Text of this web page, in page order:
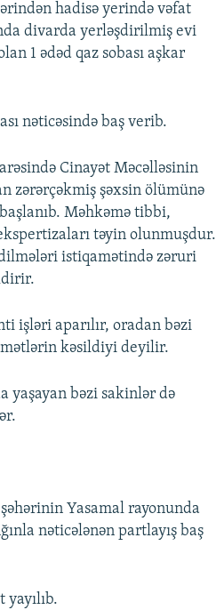
hadisə yerində vəfat
divarda yerləşdirilmiş evi
1 ədəd qaz sobası aşkar
nəticəsində baş verib.
Cinayət Məcəlləsinin
zərərçəkmiş şəxsin ölümünə
Məhkəmə tibbi,
təyin olunmuşdur.
istiqamətində zəruri
işləri aparılır, oradan bəzi
kəsildiyi deyilir.
yaşayan bəzi sakinlər də
Yasamal rayonunda
nəticələnən partlayış baş